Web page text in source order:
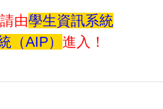
由學生資訊系統
（AIP）進入！